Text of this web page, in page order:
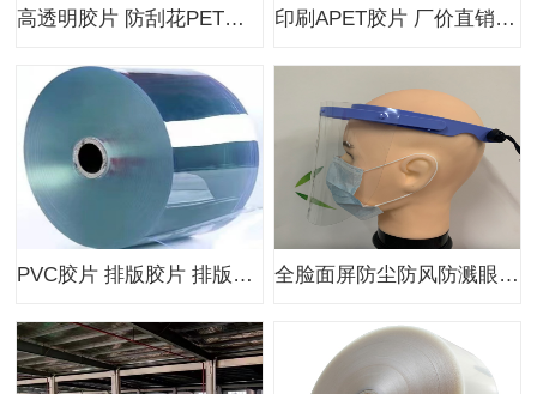
高透明胶片 防刮花PET胶片 印刷PET胶片 PET片基 印刷APET胶片 厂价直销APET胶片 PVC胶片
PVC胶片 排版胶片 排版片基 排版PET胶片 全脸面屏防尘防风防溅眼镜防飞沫骑行透明防